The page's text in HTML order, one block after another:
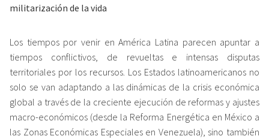
militarización de la vida
Los tiempos por venir en América Latina parecen apuntar a
tiempos conflictivos, de revueltas e intensas disputas
territoriales por los recursos. Los Estados latinoamericanos no
solo se van adaptando a las dinámicas de la crisis económica
global a través de la creciente ejecución de reformas y ajustes
macro-económicos (desde la Reforma Energética en México a
las Zonas Económicas Especiales en Venezuela), sino también